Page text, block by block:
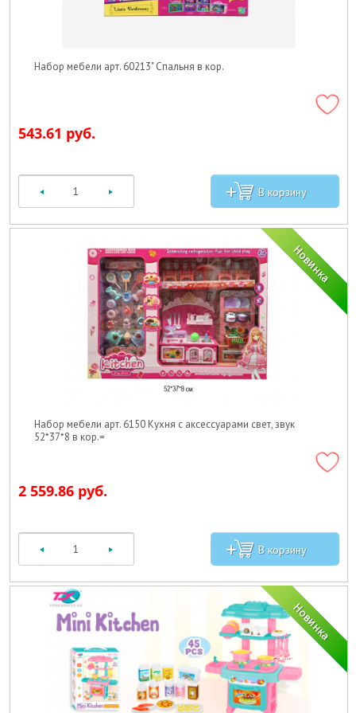
Набор мебели арт. 60213" Спальня в кор.
543.61 руб.
Набор мебели арт. 6150 Кухня с аксессуарами свет, звук
52*37*8 в кор.=
2 559.86 руб.